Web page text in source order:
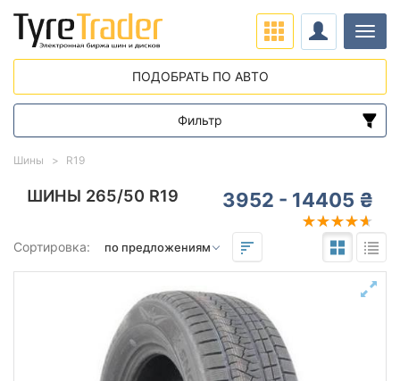
ШИНЫ 265/50 R19 3952 - 14405 ₴
Сортировка:
Шины R19
ПОДОБРАТЬ ПО АВТО
Фильтр
Диапазон цен
от
Подбор по параметрам
265